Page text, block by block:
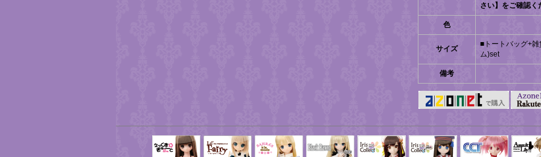
さい】をご確認く
色
サイズ
■トートバッグ+雑
ム)set
備考